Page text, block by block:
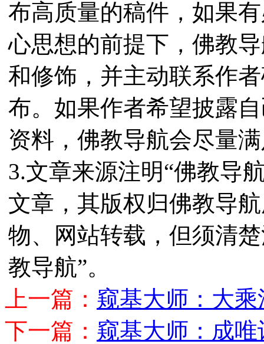
布高质量的稿件，如果
心思想的前提下，佛教
和修饰，并主动联系作
布。如果作者希望披露
资料，佛教导航会尽量
3.文章来源注明“佛教导
文章，其版权归佛教导
物、网站转载，但须清
教导航”。
上一篇： 窥基大师：大
下一篇： 窥基大师：成